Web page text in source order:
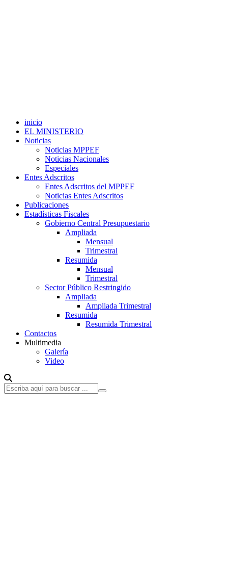
inicio
EL MINISTERIO
Noticias
Noticias MPPEF
Noticias Nacionales
Especiales
Entes Adscritos
Entes Adscritos del MPPEF
Noticias Entes Adscritos
Publicaciones
Estadísticas Fiscales
Gobierno Central Presupuestario
Ampliada
Mensual
Trimestral
Resumida
Mensual
Trimestral
Sector Público Restringido
Ampliada
Ampliada Trimestral
Resumida
Resumida Trimestral
Contactos
Multimedia
Galería
Video